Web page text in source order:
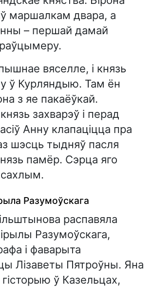
маршалкам двара, а
– першай дамай
вяселле, і князь
ў Курляндыю. Там ён
з яе пакаёўкай.
захварэў і перад
Анну клапаціцца пра
шэсць тыдняў пасля
памёр. Сэрца яго
Разумоўскага
распавяла
Разумоўскага,
і фаварыта
Лізаветы Пятроўны. Яна
ў Казельцах,